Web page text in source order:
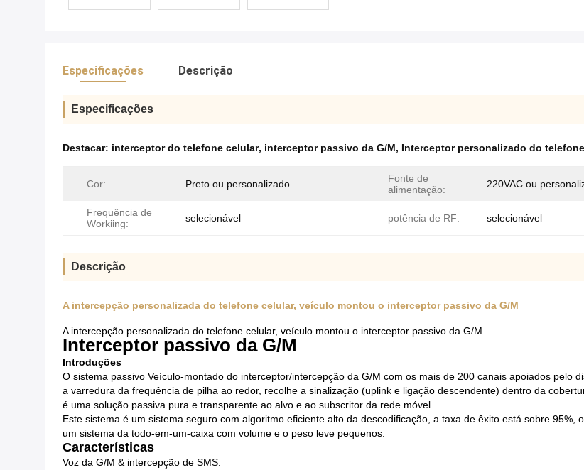
Especificações Descrição
Especificações
Destacar: interceptor do telefone celular, interceptor passivo da G/M, Interceptor personalizado do
Cor: Preto ou personalizado
Fonte de
alimentação:
220VAC ou
Frequência de
Workiing:
selecionável potência de RF: selecionável
Descrição
A intercepção personalizada do telefone celular, veículo montou o interceptor passivo da G/M
A intercepção personalizada do telefone celular, veículo montou o interceptor passivo da G/M
Interceptor passivo da G/M
Introduções
O sistema passivo Veículo-montado do interceptor/intercepção da G/M com os mais de 200 canais apoiados pelo
a varredura da frequência de pilha ao redor, recolhe a sinalização (uplink e ligação descendente) dentro da
é uma solução passiva pura e transparente ao alvo e ao subscritor da rede móvel.
Este sistema é um sistema seguro com algoritmo eficiente alto da descodificação, a taxa de êxito está sobre
um sistema da todo-em-um-caixa com volume e o peso leve pequenos.
Características
Voz da G/M & intercepção de SMS.